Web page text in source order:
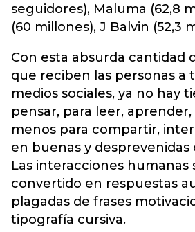
seguidores), Maluma (62,8
(60 millones), J Balvin (52,3
Con esta absurda cantidad
que reciben las personas a
medios sociales, ya no hay
pensar, para leer,
menos para compartir,
en buenas y desprevenidas
Las interacciones humanas
convertido en respuestas
plagadas de frases
tipografía cursiva.